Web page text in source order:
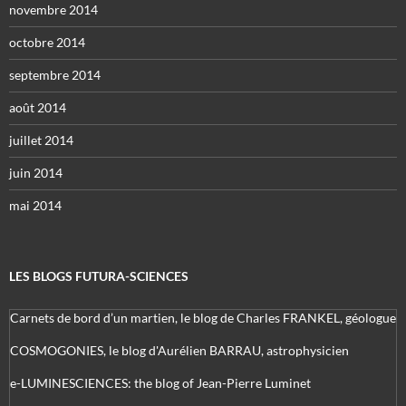
novembre 2014
octobre 2014
septembre 2014
août 2014
juillet 2014
juin 2014
mai 2014
LES BLOGS FUTURA-SCIENCES
Carnets de bord d’un martien, le blog de Charles FRANKEL, géologue
COSMOGONIES, le blog d'Aurélien BARRAU, astrophysicien
e-LUMINESCIENCES: the blog of Jean-Pierre Luminet